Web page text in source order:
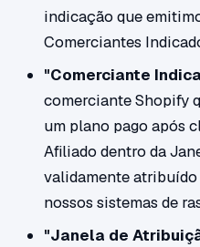
indicação que
Comerciantes
"Comerciante
comerciante Shopify
um plano pago após
Afiliado dentro da
validamente
nossos sistemas de
"Janela de